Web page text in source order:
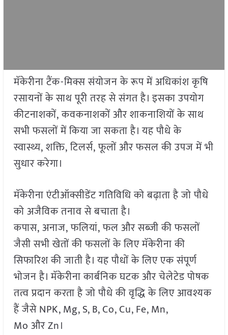
मॅकेरीना टैंक-मिक्स संयोजन के रूप में अधिकांश कृषि
रसायनों के साथ पूरी तरह से संगत है। इसका उपयोग
कीटनाशकों, कवकनाशकों और शाकनाशियों के साथ
सभी फसलों में किया जा सकता है। यह पौधे के
स्वास्थ्य, शक्ति, टिलर्स, फूलों और फसल की उपज में भी
सुधार करेगा।
मॅकेरीना एंटीऑक्सीडेंट गतिविधि को बढ़ाता है जो पौधे
को अजैविक तनाव से बचाता है।
कपास, अनाज, फलियां, फल और सब्जी की फसलों
जैसी सभी खेतों की फसलों के लिए मॅकेरीना की
सिफारिश की जाती है। यह पौधों के लिए एक संपूर्ण
भोजन है। मॅकेरीना कार्बनिक घटक और चेलेटेड पोषक
तत्व प्रदान करता है जो पौधे की वृद्धि के लिए आवश्यक
हैं जैसे NPK, Mg, S, B, Co, Cu, Fe, Mn,
Mo और Zn।